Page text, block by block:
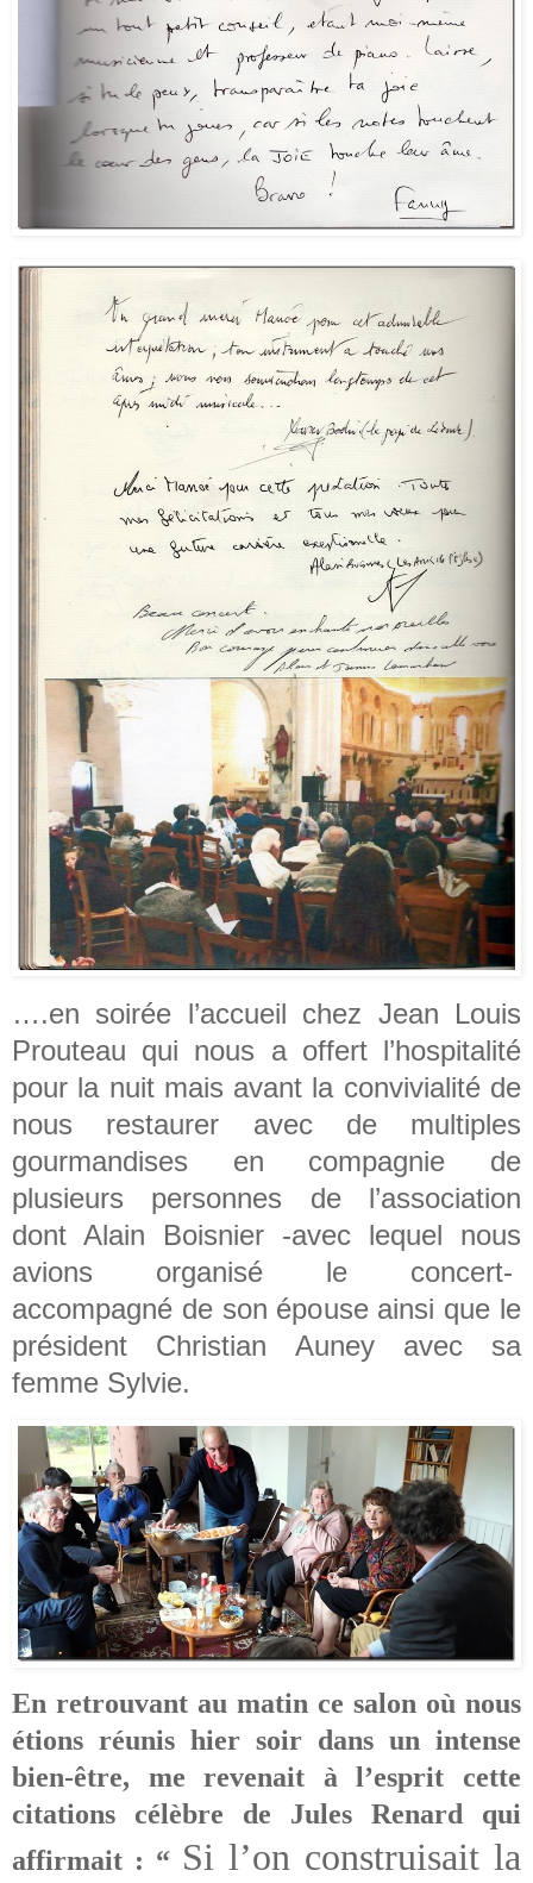
….en soirée l’accueil chez Jean Louis
Prouteau qui nous a offert l’hospitalité
pour la nuit mais avant la convivialité de
nous restaurer avec de multiples
gourmandises en compagnie de
plusieurs personnes de l’association
dont Alain Boisnier -avec lequel nous
avions organisé le concert-
accompagné de son épouse ainsi que le
président Christian Auney avec sa
femme Sylvie.
En retrouvant au matin ce salon où nous
étions réunis hier soir dans un intense
bien-être, me revenait à l’esprit cette
citations célèbre de Jules Renard qui
affirmait : “ Si l’on construisait la